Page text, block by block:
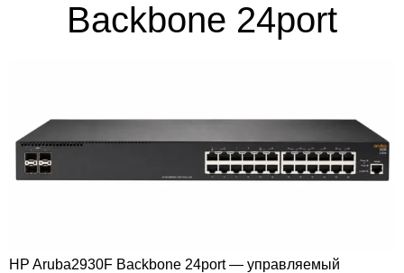
Backbone 24port
HP Aruba2930F Backbone 24port — управляемый